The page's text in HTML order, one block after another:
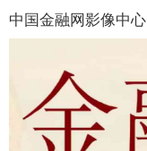
中国金融网影像中心